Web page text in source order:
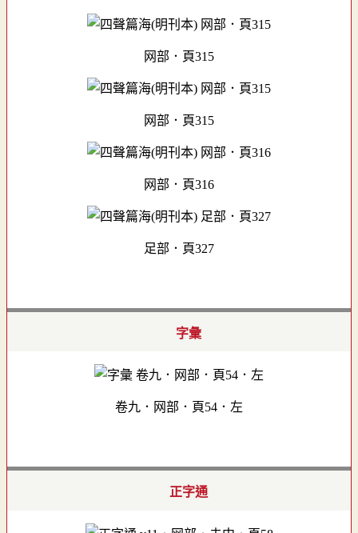
网部．頁315
网部．頁315
网部．頁316
足部．頁327
字彙
卷九．网部．頁54．左
正字通